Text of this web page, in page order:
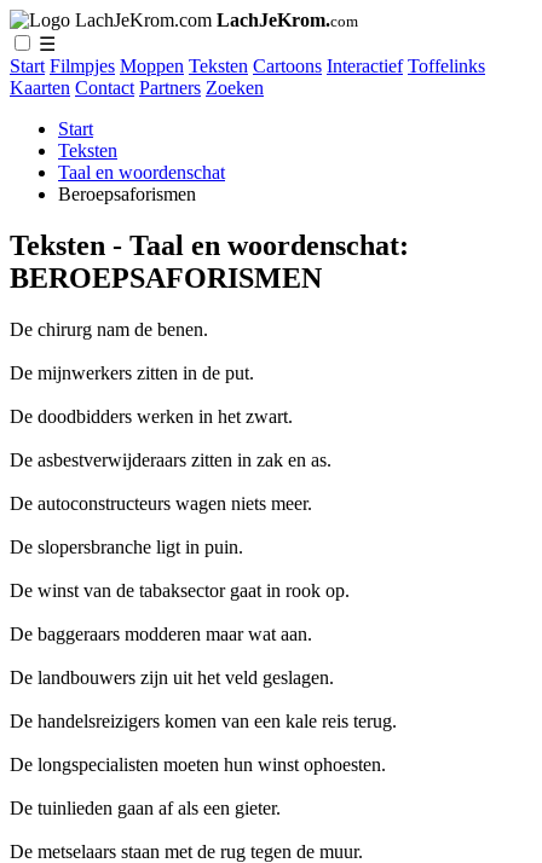
LachJeKrom.com
☰
Start Filmpjes Moppen Teksten Cartoons Interactief Toffelinks
Kaarten Contact Partners Zoeken
Start
Teksten
Taal en woordenschat
Beroepsaforismen
Teksten - Taal en woordenschat:
BEROEPSAFORISMEN
De chirurg nam de benen.
De mijnwerkers zitten in de put.
De doodbidders werken in het zwart.
De asbestverwijderaars zitten in zak en as.
De autoconstructeurs wagen niets meer.
De slopersbranche ligt in puin.
De winst van de tabaksector gaat in rook op.
De baggeraars modderen maar wat aan.
De landbouwers zijn uit het veld geslagen.
De handelsreizigers komen van een kale reis terug.
De longspecialisten moeten hun winst ophoesten.
De tuinlieden gaan af als een gieter.
De metselaars staan met de rug tegen de muur.